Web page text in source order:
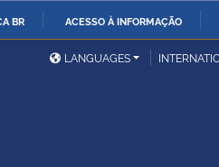
BR ACESSO À INFORMAÇÃO
Ministério das Relações
ExterioresLANGUAGES